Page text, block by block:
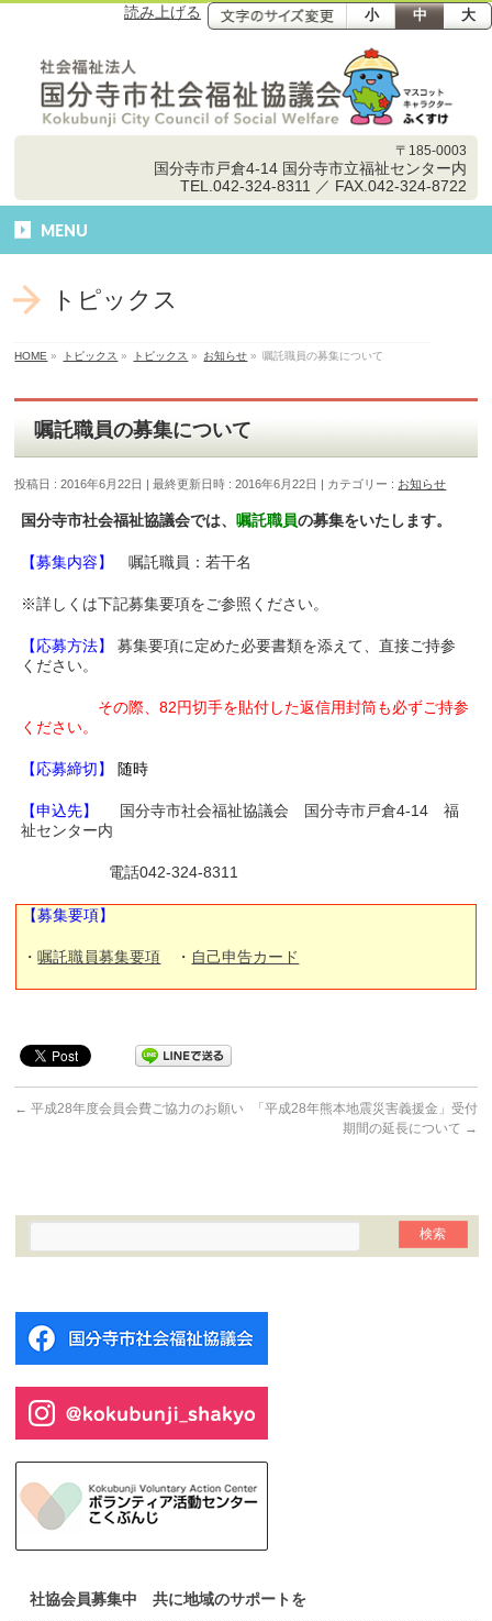
小 中 大
読み上げる
〒185-0003
国分寺市戸倉4-14 国分寺市立福祉センター内
TEL.042-324-8311 ／ FAX.042-324-8722
MENU
トピックス
HOME » トピックス » トピックス » お知らせ » 嘱託職員の募集について
嘱託職員の募集について
投稿日 : 2016年6月22日 最終更新日時 : 2016年6月22日 カテゴリー : お知らせ
国分寺市社会福祉協議会では、 嘱託職員の募集をいたします。
【募集内容】嘱託職員：若干名
※詳しくは下記募集要項をご参照ください。
【応募方法】募集要項に定めた必要書類を添えて、直接ご持参
ください。
その際、82円切手を貼付した返信用封筒も必ずご持参
ください。
【応募締切】 随時
【申込先】 国分寺市社会福祉協議会 国分寺市戸倉4-14 福
祉センター内
電話042-324-8311
【募集要項】
・嘱託職員募集要項 ・ 自己申告カード
← 平成28年度会員会費ご協力のお願い
「平成28年熊本地震災害義援金」受付
期間の延長について →
社協会員募集中 共に地域のサポートを